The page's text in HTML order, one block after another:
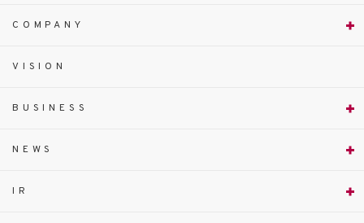
COMPANY
VISION
BUSINESS
NEWS
IR